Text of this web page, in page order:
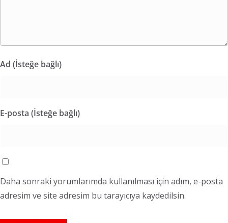
Ad (İsteğe bağlı)
E-posta (İsteğe bağlı)
Daha sonraki yorumlarımda kullanılması için adım, e-posta
adresim ve site adresim bu tarayıcıya kaydedilsin.